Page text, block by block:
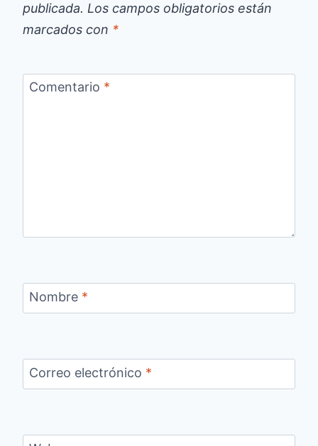
publicada. Los campos obligatorios están
marcados con *
Comentario *
Nombre *
Correo electrónico *